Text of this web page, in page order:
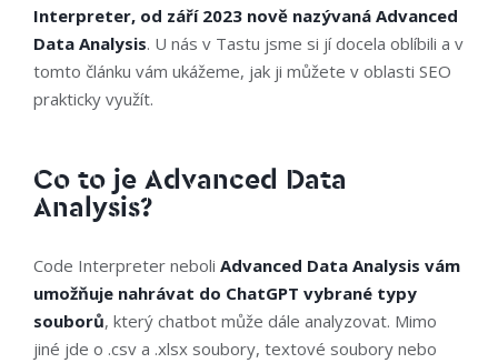
Interpreter, od září 2023 nově nazývaná Advanced
Data Analysis. U nás v Tastu jsme si jí docela oblíbili a v
tomto článku vám ukážeme, jak ji můžete v oblasti SEO
prakticky využít.
Co to je Advanced Data
Analysis?
Code Interpreter neboli Advanced Data Analysis vám
umožňuje nahrávat do ChatGPT vybrané typy
souborů, který chatbot může dále analyzovat. Mimo
jiné jde o .csv a .xlsx soubory, textové soubory nebo